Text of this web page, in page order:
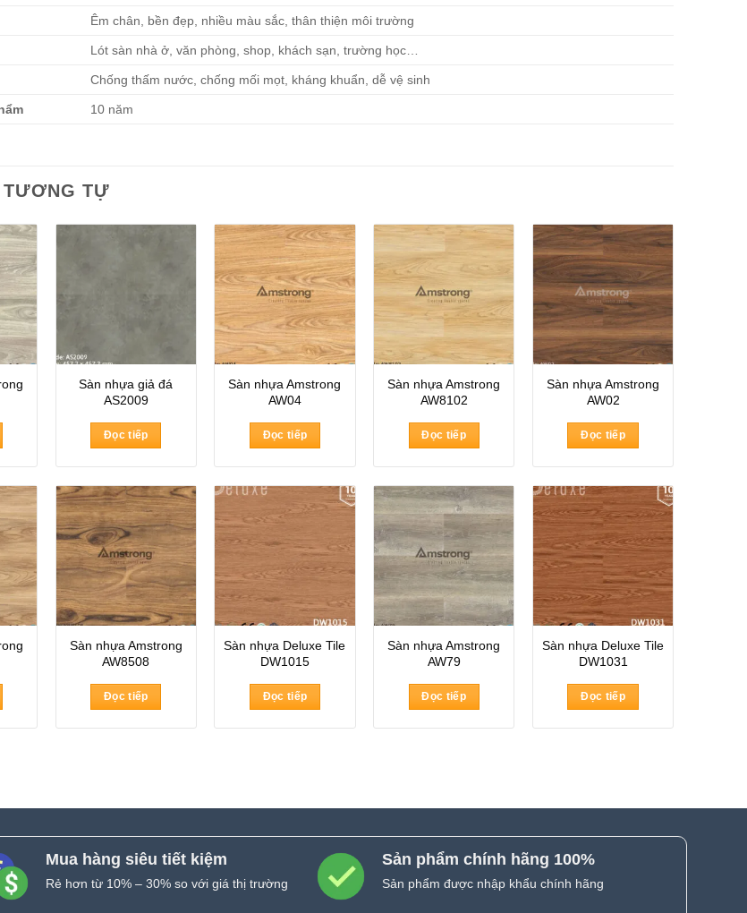
Êm chân, bền đẹp, nhiều màu sắc, thân thiện môi trường
Lót sàn nhà ở, văn phòng, shop, khách sạn, trường học…
Chống thấm nước, chống mối mọt, kháng khuẩn, dễ vệ sinh
10 năm
TỰ
Sàn nhựa giả đá
AS2009
Đọc tiếp
Sàn nhựa Amstrong
AW04
Đọc tiếp
Sàn nhựa Amstrong
AW8102
Đọc tiếp
Sàn nhựa Amstrong
AW02
Đọc tiếp
Sàn nhựa Amstrong
AW8508
Đọc tiếp
Sàn nhựa Deluxe Tile
DW1015
Đọc tiếp
Sàn nhựa Amstrong
AW79
Đọc tiếp
Sàn nhựa Deluxe Tile
DW1031
Đọc tiếp
Mua hàng siêu tiết kiệm
Rẻ hơn từ 10% – 30% so với giá thị trường
Sản phẩm chính hãng 100%
Sản phẩm được nhập khẩu chính hãng